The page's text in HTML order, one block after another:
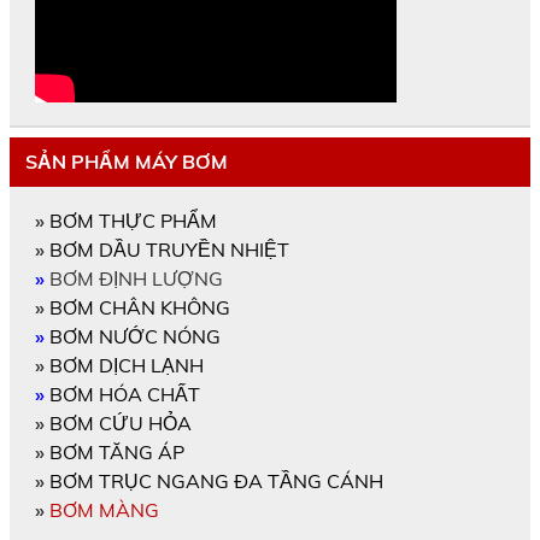
SẢN PHẨM MÁY BƠM
» BƠM THỰC PHẨM
» BƠM DẦU TRUYỀN NHIỆT
»BƠM ĐỊNH LƯỢNG
» BƠM CHÂN KHÔNG
» BƠM NƯỚC NÓNG
» BƠM DỊCH LẠNH
» BƠM HÓA CHẤT
» BƠM CỨU HỎA
» BƠM TĂNG ÁP
» BƠM TRỤC NGANG ĐA TẦNG CÁNH
» BƠM MÀNG